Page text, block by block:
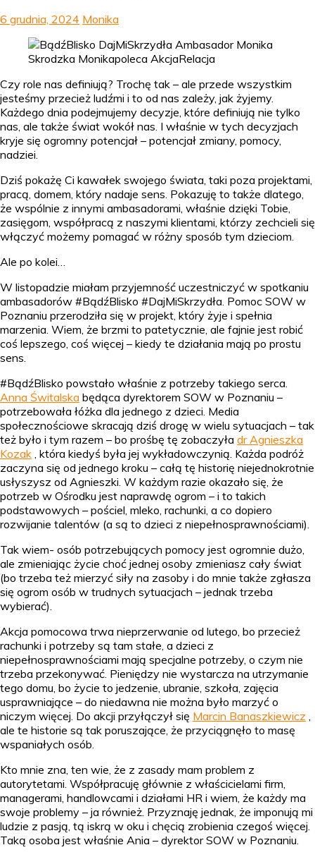
6 grudnia, 2024 Monika
Czy role nas definiują? Trochę tak – ale przede wszystkim
jesteśmy przecież ludźmi i to od nas zależy, jak żyjemy.
Każdego dnia podejmujemy decyzje, które definiują nie tylko
nas, ale także świat wokół nas. I właśnie w tych decyzjach
kryje się ogromny potencjał – potencjał zmiany, pomocy,
nadziei.
Dziś pokażę Ci kawałek swojego świata, taki poza projektami,
pracą, domem, który nadaje sens. Pokazuję to także dlatego,
że wspólnie z innymi ambasadorami, właśnie dzięki Tobie,
zasięgom, współpracą z naszymi klientami, którzy zechcieli się
włączyć możemy pomagać w różny sposób tym dzieciom.
Ale po kolei…
W listopadzie miałam przyjemność uczestniczyć w spotkaniu
ambasadorów #BądźBlisko #DajMiSkrzydła. Pomoc SOW w
Poznaniu przerodziła się w projekt, który żyje i spełnia
marzenia. Wiem, że brzmi to patetycznie, ale fajnie jest robić
coś lepszego, coś więcej – kiedy te działania mają po prostu
sens.
#BądźBlisko powstało właśnie z potrzeby takiego serca.
Anna Świtalska będąca dyrektorem SOW w Poznaniu –
potrzebowała łóżka dla jednego z dzieci. Media
społecznościowe skracają dziś drogę w wielu sytuacjach – tak
też było i tym razem – bo prośbę tę zobaczyła dr Agnieszka
Kozak , która kiedyś była jej wykładowczynią. Każda podróż
zaczyna się od jednego kroku – całą tę historię niejednokrotnie
usłyszysz od Agnieszki. W każdym razie okazało się, że
potrzeb w Ośrodku jest naprawdę ogrom – i to takich
podstawowych – pościel, mleko, rachunki, a co dopiero
rozwijanie talentów (a są to dzieci z niepełnosprawnościami).
Tak wiem- osób potrzebujących pomocy jest ogromnie dużo,
ale zmieniając życie choć jednej osoby zmieniasz cały świat
(bo trzeba też mierzyć siły na zasoby i do mnie także zgłasza
się ogrom osób w trudnych sytuacjach – jednak trzeba
wybierać).
Akcja pomocowa trwa nieprzerwanie od lutego, bo przecież
rachunki i potrzeby są tam stałe, a dzieci z
niepełnosprawnościami mają specjalne potrzeby, o czym nie
trzeba przekonywać. Pieniędzy nie wystarcza na utrzymanie
tego domu, bo życie to jedzenie, ubranie, szkoła, zajęcia
usprawniające – do niedawna nie można było marzyć o
niczym więcej. Do akcji przyłączył się Marcin Banaszkiewicz ,
ale te historie są tak poruszające, że przyciągnęło to masę
wspaniałych osób.
Kto mnie zna, ten wie, że z zasady mam problem z
autorytetami. Współpracuję głównie z właścicielami firm,
managerami, handlowcami i działami HR i wiem, że każdy ma
swoje problemy – ja również. Przyznaję jednak, że imponują mi
ludzie z pasją, tą iskrą w oku i chęcią zrobienia czegoś więcej.
Taką osoba jest właśnie Ania – dyrektor SOW w Poznaniu.